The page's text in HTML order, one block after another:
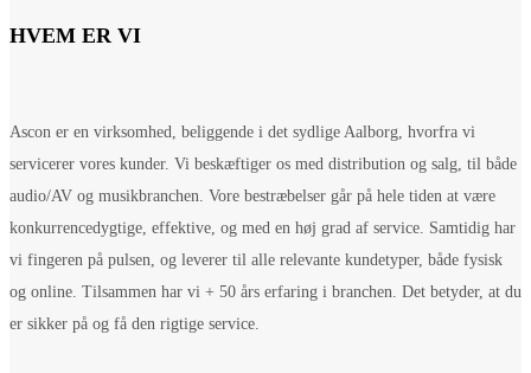
HVEM ER VI
Ascon er en virksomhed, beliggende i det sydlige Aalborg, hvorfra vi
servicerer vores kunder. Vi beskæftiger os med distribution og salg, til både
audio/AV og musikbranchen. Vore bestræbelser går på hele tiden at være
konkurrencedygtige, effektive, og med en høj grad af service. Samtidig har
vi fingeren på pulsen, og leverer til alle relevante kundetyper, både fysisk
og online. Tilsammen har vi + 50 års erfaring i branchen. Det betyder, at du
er sikker på og få den rigtige service.